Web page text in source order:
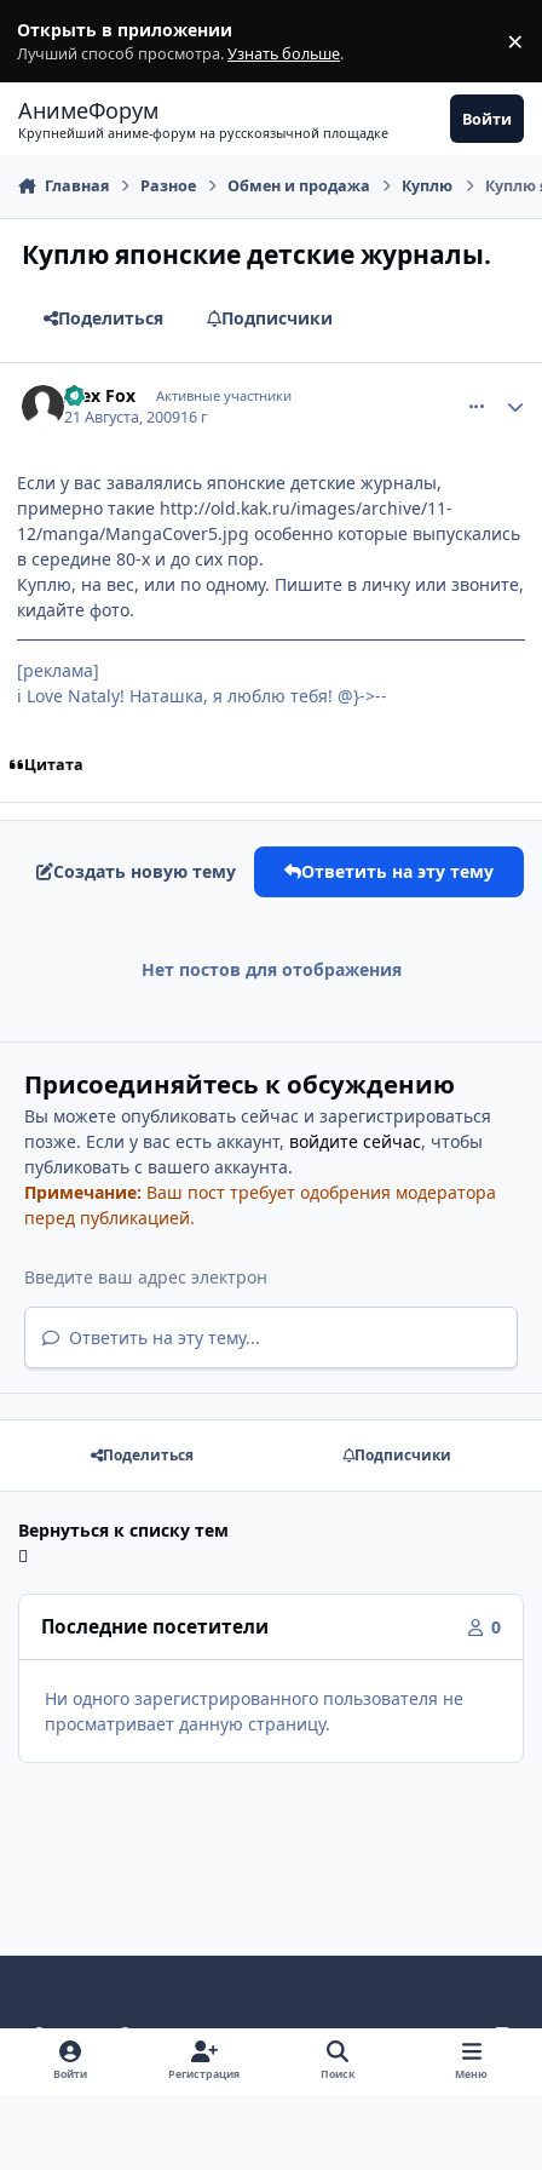
Открыть в приложении
Лучший способ просмотра.Узнать больше. ×
АнимеФорум
Крупнейший аниме-форум на русскоязычной площадке
Войти
Главная Разное Обмен и продажа Куплю Куплю
Куплю японские детские журналы.
Поделиться Подписчики
Alex Fox Активные участники
21 Августа, 200916 г
Если у вас завалялись японские детские журналы,
примерно такие http://old.kak.ru/images/archive/11-
12/manga/MangaCover5.jpg особенно которые выпускались
в середине 80-х и до сих пор.
Куплю, на вес, или по одному. Пишите в личку или звоните,
кидайте фото.
[реклама]
i Love Nataly! Наташка, я люблю тeбя! @}->--
Цитата
Создать новую тему Ответить на эту тему
Нет постов для отображения
Присоединяйтесь к обсуждению
Вы можете опубликовать сейчас и зарегистрироваться
позже. Если у вас есть аккаунт, войдите сейчас, чтобы
публиковать с вашего аккаунта.
Примечание: Ваш пост требует одобрения модератора
перед публикацией.
Ответить на эту тему...
Поделиться Подписчики
Вернуться к списку тем
Последние посетители 0
Ни одного зарегистрированного пользователя не
просматривает данную страницу.
Светлый режим
Темный режим
Как в системе
v
k
Политика конфиденциальности
Войти Регистрация Поиск Меню